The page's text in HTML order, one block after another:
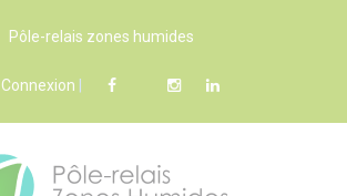
Pôle-relais zones humides
Connexion